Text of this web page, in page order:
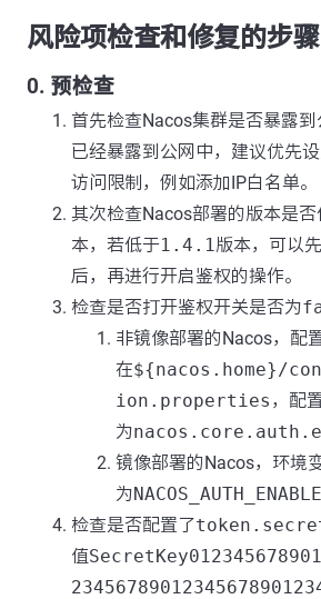
风险项检查和修复的步骤
0. 预检查
首先检查Nacos集群是否暴露
已经暴露到公网中，建议优先
访问限制，例如添加IP白名单。
其次检查Nacos部署的版本是否
本，若低于1.4.1版本，可以
后，再进行开启鉴权的操作。
检查是否打开鉴权开关是否为
非镜像部署的Nacos，配
在${nacos.home}/
ion.properties ，配
为
镜像部署的Nacos，环境
为NACOS_AUTH_ENABLE
检查是否配置了
值